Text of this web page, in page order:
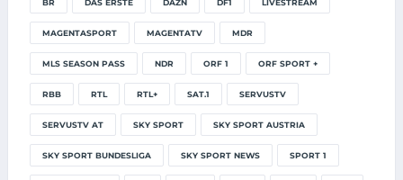
BR DAS ERSTE DAZN DF1 LIVESTREAM
MAGENTASPORT MAGENTATV MDR
MLS SEASON PASS NDR ORF 1 ORF SPORT +
RBB RTL RTL+ SAT.1 SERVUSTV
SERVUSTV AT SKY SPORT SKY SPORT AUSTRIA
SKY SPORT BUNDESLIGA SKY SPORT NEWS SPORT 1